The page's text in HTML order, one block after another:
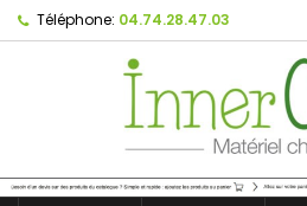
Téléphone: 04.74.28.47.03